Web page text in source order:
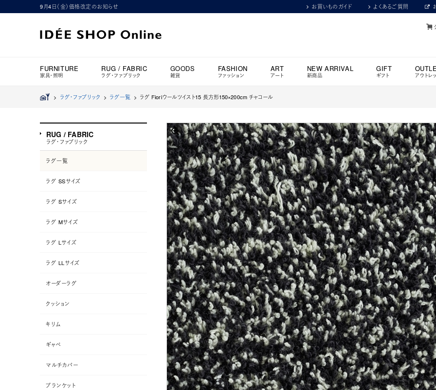
9月4日（金）価格改定のお知らせ お買いものガイド よくあるご質問
FURNITURE
家具・照明
RUG / FABRIC
ラグ・ファブリック
GOODS
雑貨
FASHION
ファッション
ART
アート
NEW ARRIVAL
新商品
GIFT
ギフト アウトレ
> ラグ・ファブリック > ラグ一覧 > ラグ Fioriウールツイスト15 長方形150×200cm チャコール
RUG / FABRIC
ラグ・ファブリック
ラグ一覧
ラグ SSサイズ
ラグ Sサイズ
ラグ Mサイズ
ラグ Lサイズ
ラグ LLサイズ
オーダーラグ
クッション
キリム
ギャベ
マルチカバー
ブランケット